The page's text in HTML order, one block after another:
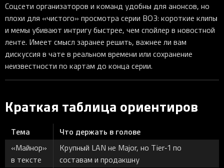
Соцсети организаторов и команд удобны для анонсов, но
плохи для «чистого» просмотра серии BO3: короткие клипы
и мемы убивают интригу быстрее, чем спойлер в новостной
ленте. Имеет смысл заранее решить, важнее ли вам
дискуссия в чате в реальном времени или сохранение
неизвестности по картам до конца серии.
Краткая таблица ориентиров
Тема Что держать в голове
«Майнор»
в тексте
Крупный LAN не Major, но Tier‑1 по
составам и продакшну